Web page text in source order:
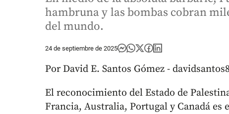
hambruna y las bombas cobran
del mundo.
24 de septiembre de 2025
Por David E. Santos Gómez -
El reconocimiento del Estado de
Francia, Australia, Portugal y Canadá es